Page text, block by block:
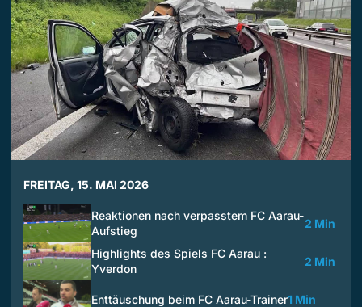
FREITAG, 15. MAI 2026
Reaktionen nach verpasstem FC Aarau-
Aufstieg
2 Min
Highlights des Spiels FC Aarau :
Yverdon
2 Min
Enttäuschung beim FC Aarau-Trainer1 Min